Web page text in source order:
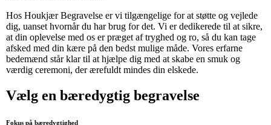
Hos Houkjær Begravelse er vi tilgængelige for at støtte og vejlede
dig, uanset hvornår du har brug for det. Vi er dedikerede til at sikre,
at din oplevelse med os er præget af tryghed og ro, så du kan tage
afsked med din kære på den bedst mulige måde. Vores erfarne
bedemænd står klar til at hjælpe dig med at skabe en smuk og
værdig ceremoni, der ærefuldt mindes din elskede.
Vælg en bæredygtig begravelse
Fokus på bæredygtighed